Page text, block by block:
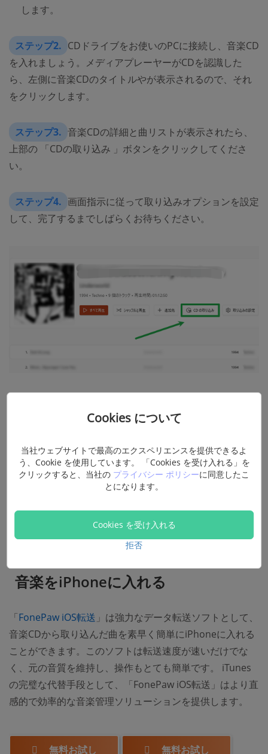
します。
ステップ2. CDドライブをお使いのPCに接続し、音楽CD
を入れましょう。メディアプレーヤーがCDを認識した
ら、左側に音楽CDのタイトルやが表示されるので、それ
をクリックします。
ステップ3. 音楽CDの詳細と曲リストが表示されたら、
上部の 「CDの取り込み 」ボタンをクリックしてくださ
い。
ステップ4. 画面指示に従って取り込みオプションを設定
して、完了するまでしばらくお待ちください。
れており、メディアを直接抽出したり、メディアプレーヤ
す。この場合、専用のDVDリッピングソフトウェアを使っ
てこれらのCDを処理することが必要です。「VideoByte
」は、DRMで暗号化されたCDを効率的に
音楽をiPhoneに入れる
「FonePaw iOS転送 」は強力なデータ転送ソフトとして、
音楽CDから取り込んだ曲を素早く簡単にiPhoneに入れる
ことができます。このソフトは転送速度が速いだけでな
く、元の音質を維持し、操作もとても簡単です。 iTunes
の完璧な代替手段として、「FonePaw iOS転送」はより直
感的で効率的な音楽管理ソリューションを提供します。
無料お試し 無料お試し
Cookies について
当社ウェブサイトで最高のエクスペリエンスを提供できるよ
う、Cookie を使用しています。 「Cookies を受け入れる」を
クリックすると、当社の プライバシー ポリシーに同意したこ
とになります。
Cookies を受け入れる
拒否